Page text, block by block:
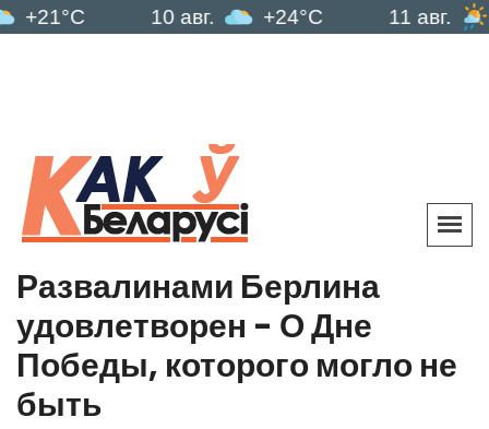
10 авг. +24°C 11 авг. +21°C
Развалинами Берлина
удовлетворен - О Дне
Победы, которого могло не
быть